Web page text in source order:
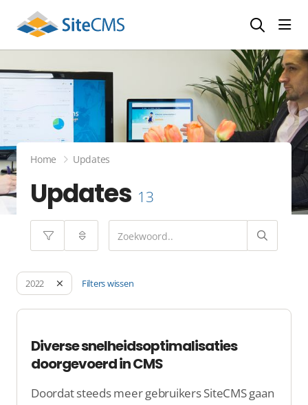
Home Updates
Updates 13
2022 Filters wissen
Diverse snelheidsoptimalisaties
doorgevoerd in CMS
Doordat steeds meer gebruikers SiteCMS gaan